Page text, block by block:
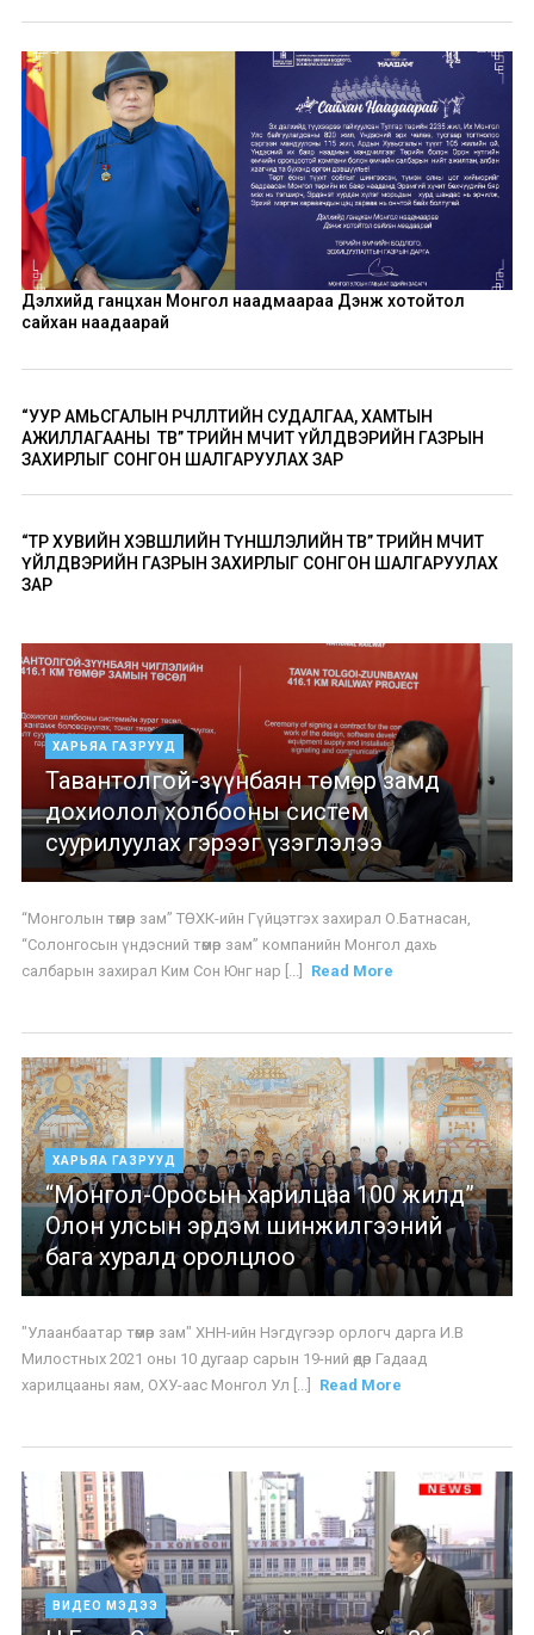
Дэлхийд ганцхан Монгол наадмаараа Дэнж хотойтол
сайхан наадаарай
“УУР АМЬСГАЛЫН ӨӨРЧЛӨЛТИЙН СУДАЛГАА, ХАМТЫН
АЖИЛЛАГААНЫ ТӨВ” ТӨРИЙН ӨМЧИТ ҮЙЛДВЭРИЙН ГАЗРЫН
ЗАХИРЛЫГ СОНГОН ШАЛГАРУУЛАХ ЗАР
“ТӨР ХУВИЙН ХЭВШЛИЙН ТҮНШЛЭЛИЙН ТӨВ” ТӨРИЙН ӨМЧИТ
ҮЙЛДВЭРИЙН ГАЗРЫН ЗАХИРЛЫГ СОНГОН ШАЛГАРУУЛАХ
ЗАР
ХАРЬЯА ГАЗРУУД
Тавантолгой-зүүнбаян төмөр замд
дохиолол холбооны систем
суурилуулах гэрээг үзэглэлээ
“Монголын төмөр зам” ТӨХК-ийн Гүйцэтгэх захирал О.Батнасан,
“Солонгосын үндэсний төмөр зам” компанийн Монгол дахь
салбарын захирал Ким Сон Юнг нар [...]
Read More
ХАРЬЯА ГАЗРУУД
“Монгол-Оросын харилцаа 100 жилд”
Олон улсын эрдэм шинжилгээний
бага хуралд оролцлоо
"Улаанбаатар төмөр зам" ХНН-ийн Нэгдүгээр орлогч дарга И.В
Милостных 2021 оны 10 дугаар сарын 19-ний өдөр Гадаад
харилцааны яам, ОХУ-аас Монгол Ул [...]
Read More
ВИДЕО МЭДЭЭ